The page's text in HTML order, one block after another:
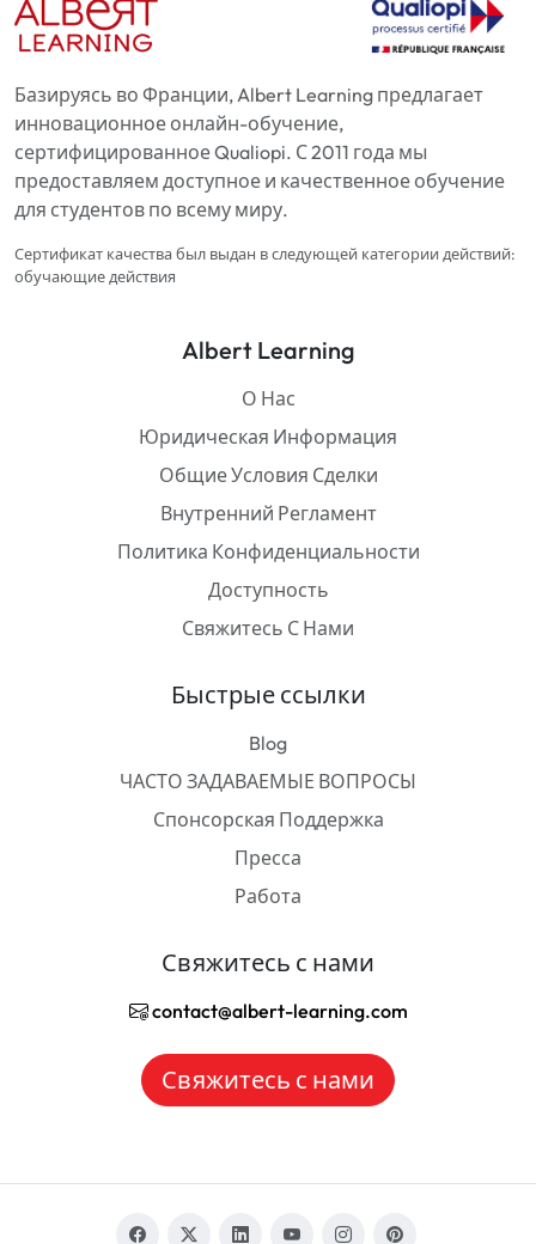
Базируясь во Франции, Albert Learning предлагает
инновационное онлайн-обучение,
сертифицированное Qualiopi. С 2011 года мы
предоставляем доступное и качественное обучение
для студентов по всему миру.
Сертификат качества был выдан в следующей категории действий:
обучающие действия
Albert Learning
О Нас
Юридическая Информация
Общие Условия Сделки
Внутренний Регламент
Политика Конфиденциальности
Доступность
Свяжитесь С Нами
Быстрые ссылки
Blog
ЧАСТО ЗАДАВАЕМЫЕ ВОПРОСЫ
Спонсорская Поддержка
Пресса
Работа
Свяжитесь с нами
contact@albert-learning.com
Свяжитесь с нами